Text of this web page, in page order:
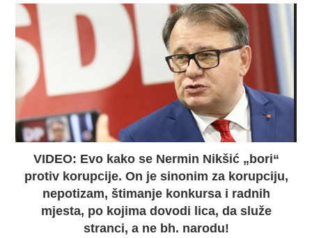
VIDEO: Evo kako se Nermin Nikšić „bori“
protiv korupcije. On je sinonim za korupciju,
nepotizam, štimanje konkursa i radnih
mjesta, po kojima dovodi lica, da služe
stranci, a ne bh. narodu!